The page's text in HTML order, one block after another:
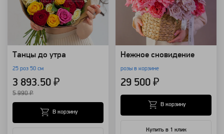
Танцы до утра
25 роз 50 см
3 893.50 ₽
5 990 ₽
В корзину
Нежное сновидение
розы в корзине
29 500 ₽
Купить в 1 клик
В корзину